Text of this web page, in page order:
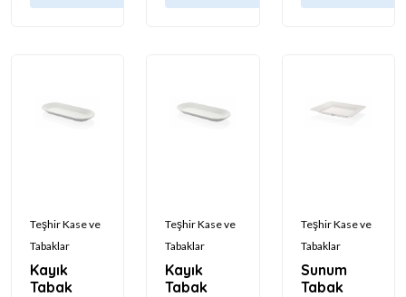
Teşhir Kase ve
Tabaklar
Kayık
Tabak
Teşhir Kase ve
Tabaklar
Kayık
Tabak
Teşhir Kase ve
Tabaklar
Sunum
Tabak